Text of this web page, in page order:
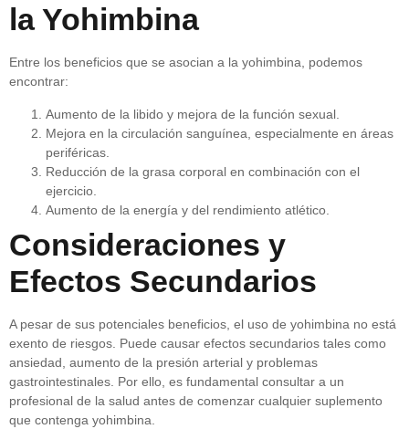
la Yohimbina
Entre los beneficios que se asocian a la yohimbina, podemos
encontrar:
Aumento de la libido y mejora de la función sexual.
Mejora en la circulación sanguínea, especialmente en áreas
periféricas.
Reducción de la grasa corporal en combinación con el
ejercicio.
Aumento de la energía y del rendimiento atlético.
Consideraciones y
Efectos Secundarios
A pesar de sus potenciales beneficios, el uso de yohimbina no está
exento de riesgos. Puede causar efectos secundarios tales como
ansiedad, aumento de la presión arterial y problemas
gastrointestinales. Por ello, es fundamental consultar a un
profesional de la salud antes de comenzar cualquier suplemento
que contenga yohimbina.